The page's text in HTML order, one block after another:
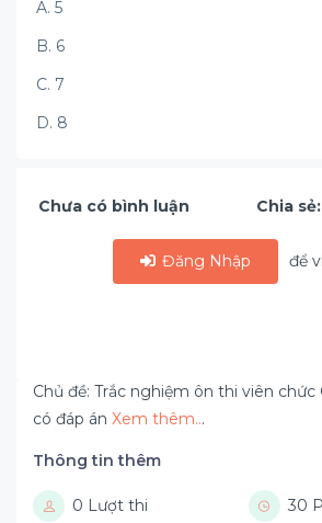
A. 5
B. 6
C. 7
D. 8
Chưa có bình luận Chia sẻ:
Đăng Nhập để
Chủ đề: Trắc nghiệm ôn thi viên chức
có đáp án Xem thêm...
Thông tin thêm
0 Lượt thi 30